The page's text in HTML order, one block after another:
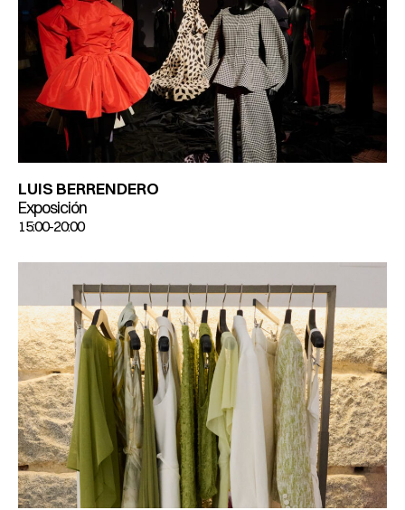
LUIS BERRENDERO
Exposición
15:00-20:00